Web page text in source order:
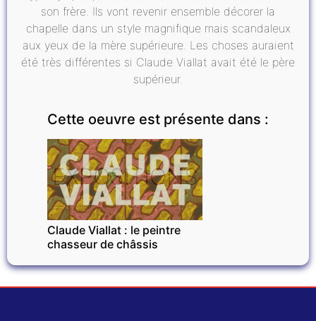
son frère. Ils vont revenir ensemble décorer la
chapelle dans un style magnifique mais scandaleux
aux yeux de la mère supérieure. Les choses auraient
été très différentes si Claude Viallat avait été le père
supérieur.
Cette oeuvre est présente dans :
EXPOSITIONS
Claude Viallat : le peintre
chasseur de châssis